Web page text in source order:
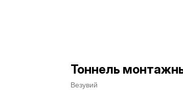
Тоннель
Везувий